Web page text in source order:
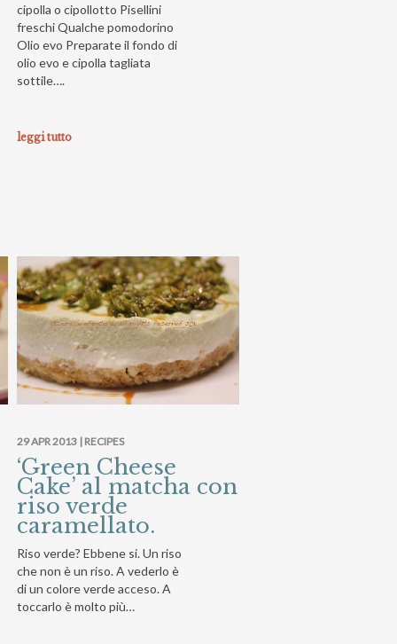
cipolla o cipollotto Pisellini
freschi Qualche pomodorino
Olio evo Preparate il fondo di
olio evo e cipolla tagliata
sottile….
leggi tutto
29 APR 2013 | RECIPES
‘Green Cheese
Cake’ al matcha con
riso verde
caramellato.
Riso verde? Ebbene si. Un riso
che non è un riso. A vederlo è
di un colore verde acceso. A
toccarlo è molto più…